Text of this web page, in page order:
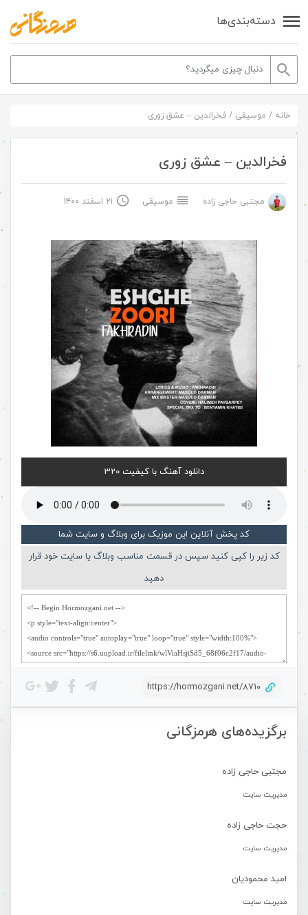
دسته‌بندی‌ها
برگزیده‌های هرمزگانی
مجتبی حاجی زاده
مدیریت سایت
حجت حاجی زاده
مدیریت سایت
امید محمودیان
مدیریت سایت
خانه / موسیقی / فخرالدین – عشق زوری
فخرالدین – عشق زوری
مجتبی حاجی زاده موسیقی ۲۱ اسفند ۱۴۰۰
دانلود آهنگ با کیفیت 320
کد پخش آنلاین این موزیک برای وبلاگ و سایت شما
کد زیر را کپی کنید سپس در قسمت مناسب وبلاگ یا سایت خود قرار
دهید
https://hormozgani.net/8710